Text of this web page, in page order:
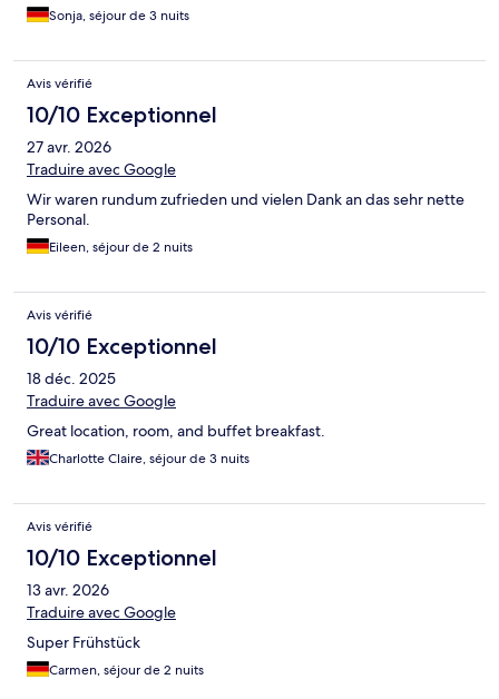
Sonja, séjour de 3 nuits
Avis vérifié
10/10 Exceptionnel
27 avr. 2026
Traduire avec Google
Wir waren rundum zufrieden und vielen Dank an das sehr nette
Personal.
Eileen, séjour de 2 nuits
Avis vérifié
10/10 Exceptionnel
18 déc. 2025
Traduire avec Google
Great location, room, and buffet breakfast.
Charlotte Claire, séjour de 3 nuits
Avis vérifié
10/10 Exceptionnel
13 avr. 2026
Traduire avec Google
Super Frühstück
Carmen, séjour de 2 nuits